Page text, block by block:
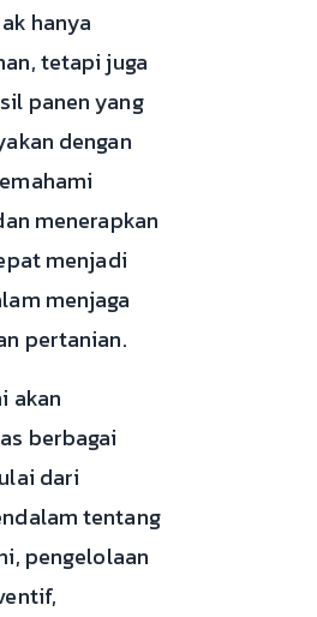
hanya
tetapi juga
panen yang
dengan
menerapkan
menjadi
menjaga
pertanian.
akan
berbagai
dari
tentang
pengelolaan